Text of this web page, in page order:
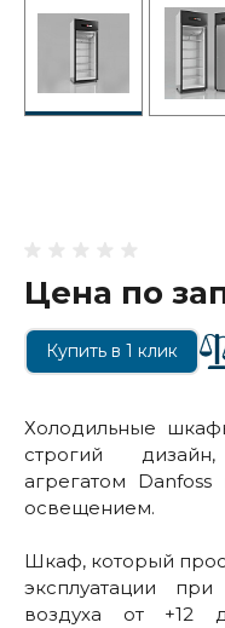
Цена по
Купить в 1 клик
Холодильные
строгий
агрегатом
освещением.
Шкаф, который
эксплуатации
воздуха от +12